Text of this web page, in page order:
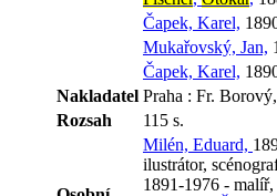
Čapek, Karel,
Mukařovský, Jan,
Čapek, Karel,
Nakladatel Praha : Fr.
Rozsah
115 s.
Milén, Eduard,
ilustrátor,
1891-1976 -